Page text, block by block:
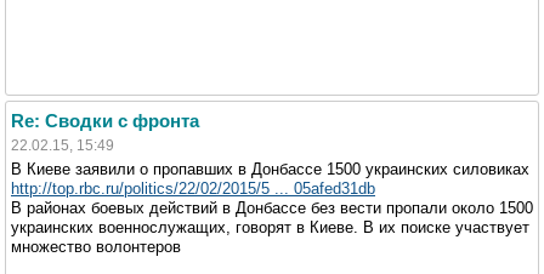
Re: Сводки с фронта
22.02.15, 15:49
В Киеве заявили о пропавших в Донбассе 1500 украинских силовиках
http://top.rbc.ru/politics/22/02/2015/5 ... 05afed31db
В районах боевых действий в Донбассе без вести пропали около 1500
украинских военнослужащих, говорят в Киеве. В их поиске участвует
множество волонтеров